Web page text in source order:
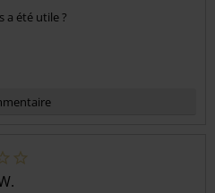
a été utile ?